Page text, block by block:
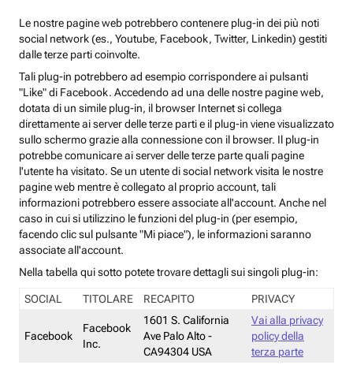
Le nostre pagine web potrebbero contenere plug-in dei più noti
social network (es., Youtube, Facebook, Twitter, Linkedin) gestiti
dalle terze parti coinvolte.
Tali plug-in potrebbero ad esempio corrispondere ai pulsanti
"Like" di Facebook. Accedendo ad una delle nostre pagine web,
dotata di un simile plug-in, il browser Internet si collega
direttamente ai server delle terze parti e il plug-in viene visualizzato
sullo schermo grazie alla connessione con il browser. Il plug-in
potrebbe comunicare ai server delle terze parte quali pagine
l'utente ha visitato. Se un utente di social network visita le nostre
pagine web mentre è collegato al proprio account, tali
informazioni potrebbero essere associate all'account. Anche nel
caso in cui si utilizzino le funzioni del plug-in (per esempio,
facendo clic sul pulsante "Mi piace"), le informazioni saranno
associate all'account.
Nella tabella qui sotto potete trovare dettagli sui singoli plug-in:
SOCIAL TITOLARE RECAPITO PRIVACY
Facebook
Facebook
Inc.
1601 S. California
Ave Palo Alto -
CA94304 USA
Vai alla privacy
policy della
terza parte